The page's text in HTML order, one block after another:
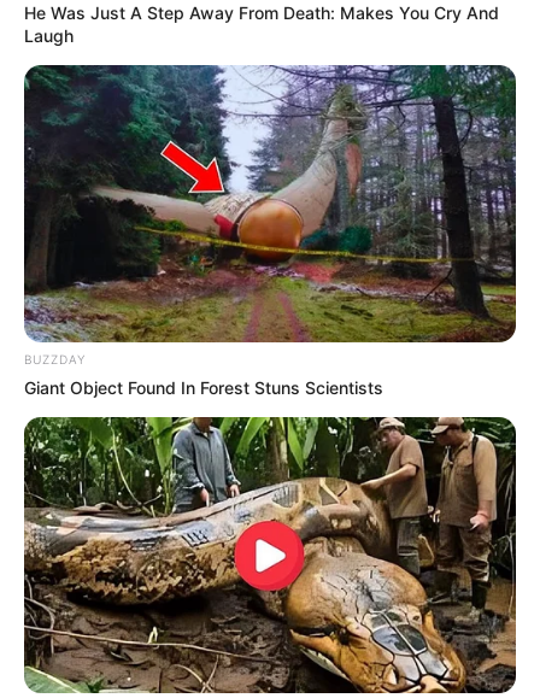
He Was Just A Step Away From Death: Makes You Cry And
Laugh
BUZZDAY
Giant Object Found In Forest Stuns Scientists